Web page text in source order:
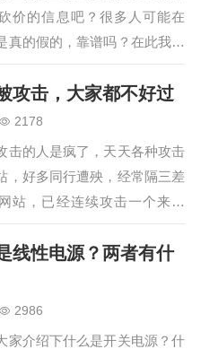
价的信息吧？很多人可能在
真的假的，靠谱吗？在此我想
帮忙砍价确实是可以拿到免费
过，并不是人人都可以拿到
上面免费拿的商品，你需要找
砍价才行。下面，我…
攻击，大家都不好过
2178
击的人是疯了，天天各种攻击
，好多同行遭殃，经常隔三差
站，已经连续攻击一个来月
长都吃不消了，开始担忧这个
甚至想到卖站，但我觉得得想
线性电源？两者有什
2986
家介绍下什么是开关电源？什